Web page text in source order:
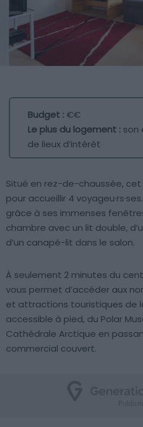
Budget :€€
Le plus du logement : son
de lieux d’intérêt
Situé en rez-de-chaussée,
pour accueillir 4
grâce à ses immenses
chambre avec un lit double,
d’un canapé-lit dans le salon.
À seulement 2 minutes du
vous permet d’accéder aux
et attractions touristiques de
accessible à pied, du Polar
Cathédrale Arctique en
commercial couvert.